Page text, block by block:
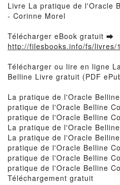
Livre La pratique de l'Oracle
- Corinne Morel
Télécharger eBook gratuit ➡
http://filesbooks.info/fs/livres/
Télécharger ou lire en ligne
Belline Livre gratuit (PDF
La pratique de l'Oracle
pratique de l'Oracle Belline
pratique de l'Oracle Belline
La pratique de l'Oracle
La pratique de l'Oracle
pratique de l'Oracle Belline
pratique de l'Oracle Belline
pratique de l'Oracle Belline
Téléchargement gratuit